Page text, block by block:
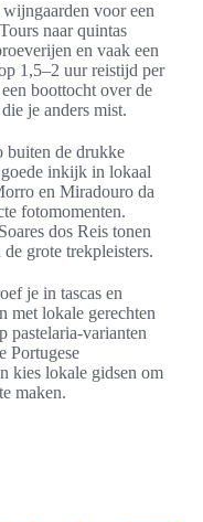
voor een
naar quintas
en vaak een
1,5–2 uur reistijd per
boottocht over de
je anders mist.
buiten de drukke
inkijk in lokaal
en Miradouro da
fotomomenten.
dos Reis tonen
grote trekpleisters.
je in tascas en
met lokale gerechten
pastelaria-varianten
Portugese
kies lokale gidsen om
maken.